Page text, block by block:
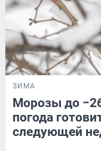
ЗИМА
Морозы до −26
погода
следующей